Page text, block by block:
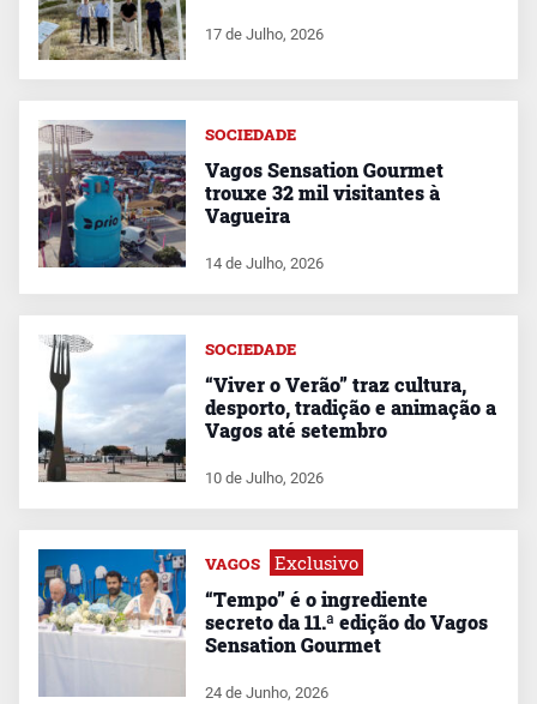
17 de Julho, 2026
SOCIEDADE
Vagos Sensation Gourmet
trouxe 32 mil visitantes à
Vagueira
14 de Julho, 2026
SOCIEDADE
“Viver o Verão” traz cultura,
desporto, tradição e animação a
Vagos até setembro
10 de Julho, 2026
VAGOS Exclusivo
“Tempo” é o ingrediente
secreto da 11.ª edição do Vagos
Sensation Gourmet
24 de Junho, 2026